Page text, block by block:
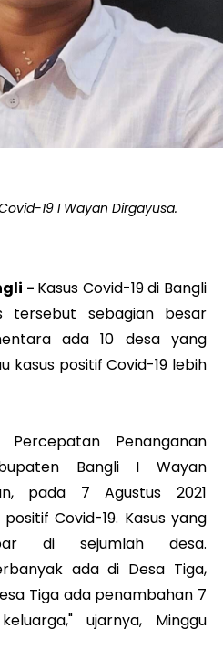
19 I Wayan Dirgayusa.
- Kasus Covid-19 di Bangli
tersebut sebagian besar
ada 10 desa yang
kasus positif Covid-19 lebih
Penanganan
Bangli I Wayan
pada 7 Agustus 2021
Covid-19. Kasus yang
di sejumlah desa.
ada di Desa Tiga,
Tiga ada penambahan 7
ujarnya, Minggu